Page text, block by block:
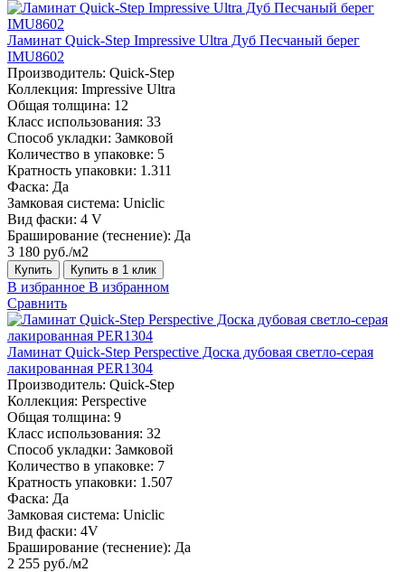
Ламинат Quick-Step Impressive Ultra Дуб Песчаный берег
IMU8602
Производитель: Quick-Step
Коллекция: Impressive Ultra
Общая толщина: 12
Класс использования: 33
Способ укладки: Замковой
Количество в упаковке: 5
Кратность упаковки: 1.311
Фаска: Да
Замковая система: Uniclic
Вид фаски: 4 V
Браширование (теснение): Да
3 180 руб./м2
Купить Купить в 1 клик
В избранное В избранном
Сравнить
Ламинат Quick-Step Perspective Доска дубовая светло-серая
лакированная PER1304
Производитель: Quick-Step
Коллекция: Perspective
Общая толщина: 9
Класс использования: 32
Способ укладки: Замковой
Количество в упаковке: 7
Кратность упаковки: 1.507
Фаска: Да
Замковая система: Uniclic
Вид фаски: 4V
Браширование (теснение): Да
2 255 руб./м2